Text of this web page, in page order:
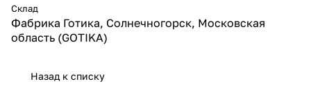
Склад
Фабрика Готика, Солнечногорск, Московская
область (GOTIKA)
Назад к списку